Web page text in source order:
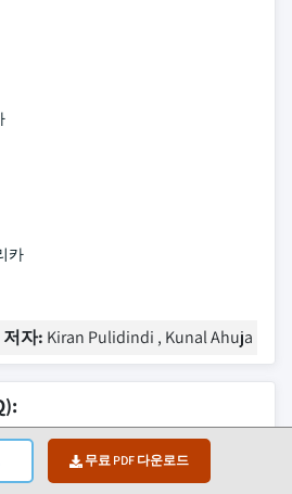
무료 PDF 다운로드
카
저자: Kiran Pulidindi , Kunal Ahuja
가수분해물 시장 규모는